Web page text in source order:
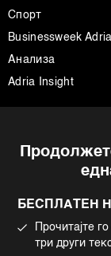
БЕСПЛАТЕН
Прочитајте
три други
Спорт
Businessweek Adria
Анализа
Adria Insight
Импресум
Политика на
Политика за
Употреба на